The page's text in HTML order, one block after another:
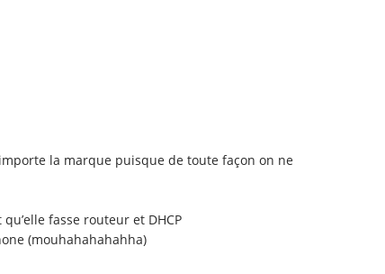
la marque puisque de toute façon on ne
fasse routeur et DHCP
(mouhahahahahha)